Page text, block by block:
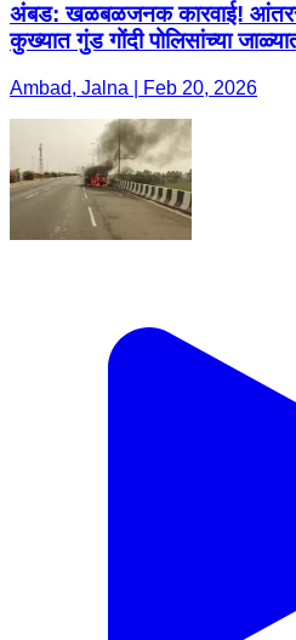
अंबड: खळबळजनक कारवाई!
कुख्यात गुंड गोंदी पोलिसांच्या
Ambad, Jalna | Feb 20, 2026